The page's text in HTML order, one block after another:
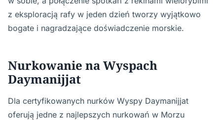
z eksploracją rafy w jeden dzień tworzy wyjątkowo
bogate i nagradzające doświadczenie morskie.
Nurkowanie na Wyspach
Daymanijjat
Dla certyfikowanych nurków Wyspy Daymanijjat
oferują jedne z najlepszych nurkowań w Morzu